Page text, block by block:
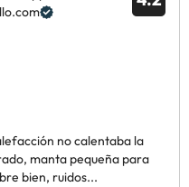
no calentaba la
manta pequeña para
bien, ruidos...